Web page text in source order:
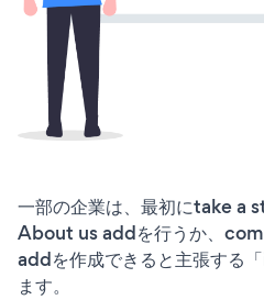
一部の企業は、最初にtake a
About us addを行うか、
addを作成できると主張する
ます。